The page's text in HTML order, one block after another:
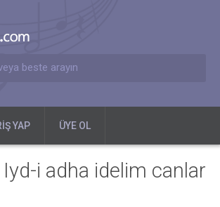
beste arayın
YAP ÜYE OL
i adha idelim canlar